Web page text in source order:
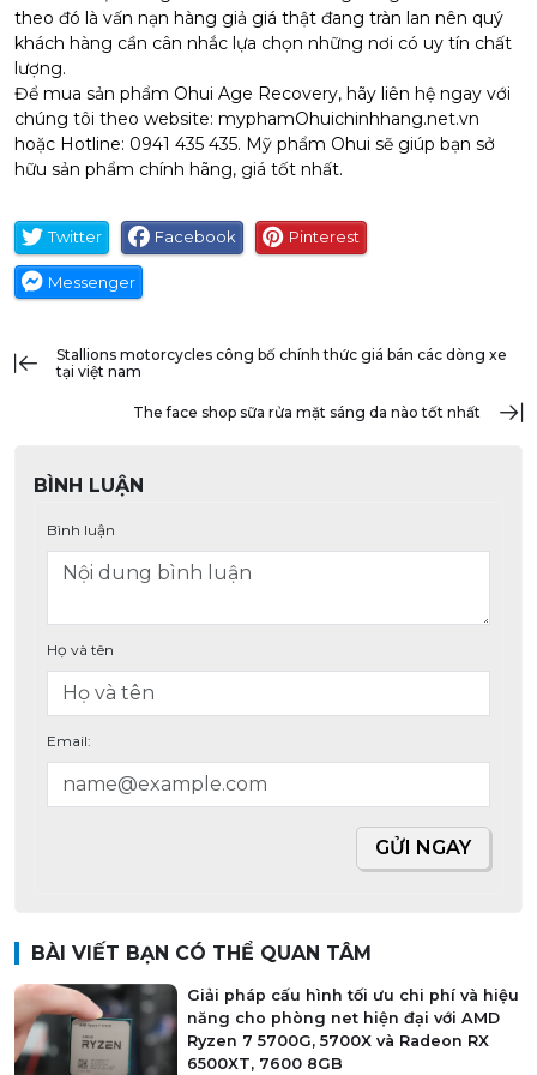
theo đó là vấn nạn hàng giả giá thật đang tràn lan nên quý
khách hàng cần cân nhắc lựa chọn những nơi có uy tín chất
lượng.
Để mua sản phẩm Ohui Age Recovery, hãy liên hệ ngay với
chúng tôi theo website: myphamOhuichinhhang.net.vn
hoặc Hotline: 0941 435 435. Mỹ phẩm Ohui sẽ giúp bạn sở
hữu sản phẩm chính hãng, giá tốt nhất.
Twitter Facebook Pinterest
Messenger
stallions motorcycles công bố chính thức giá bán các dòng xe
tại việt nam
the face shop sữa rửa mặt sáng da nào tốt nhất
BÌNH LUẬN
Bình luận
Họ và tên
Email:
GỬI NGAY
BÀI VIẾT BẠN CÓ THỂ QUAN TÂM
Giải pháp cấu hình tối ưu chi phí và hiệu
năng cho phòng net hiện đại với AMD
Ryzen 7 5700G, 5700X và Radeon RX
6500XT, 7600 8GB